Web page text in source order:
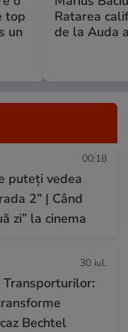
top
un
Ratarea
de la Auda
00:18
puteţi vedea
2” | Când
zi” la cinema
30 iul.
Bechtel